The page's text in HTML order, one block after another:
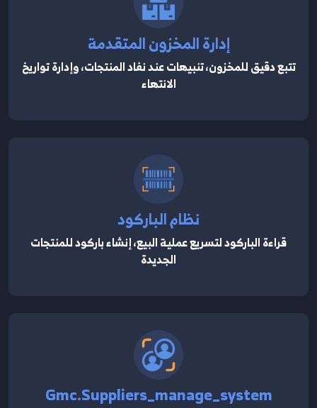
إدارة المخزون المتقدمة
تتبع دقيق للمخزون، تنبيهات عند نفاد المنتجات، وإدارة تواريخ
الانتهاء
نظام الباركود
قراءة الباركود لتسريع عملية البيع، إنشاء باركود للمنتجات
الجديدة
Gmc.suppliers_manage_system